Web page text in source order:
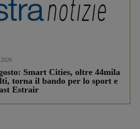
Smart Cities, oltre 44mila
torna il bando per lo sport e
Estrair